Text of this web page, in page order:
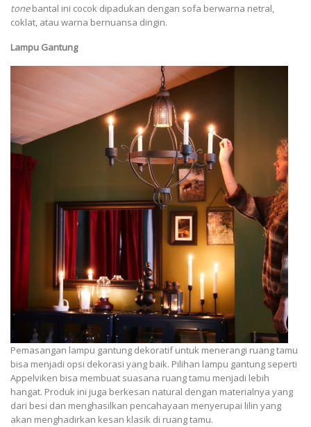
tonebantal ini cocok dipadukan dengan sofa berwarna netral,
coklat, atau warna bernuansa dingin.
Lampu Gantung
Pemasangan lampu gantung dekoratif untuk menerangi ruang tamu
bisa menjadi opsi dekorasi yang baik. Pilihan lampu gantung seperti
Appelviken bisa membuat suasana ruang tamu menjadi lebih
hangat. Produk ini juga berkesan natural dengan materialnya yang
dari besi dan menghasilkan pencahayaan menyerupai lilin yang
akan menghadirkan kesan klasik di ruang tamu.